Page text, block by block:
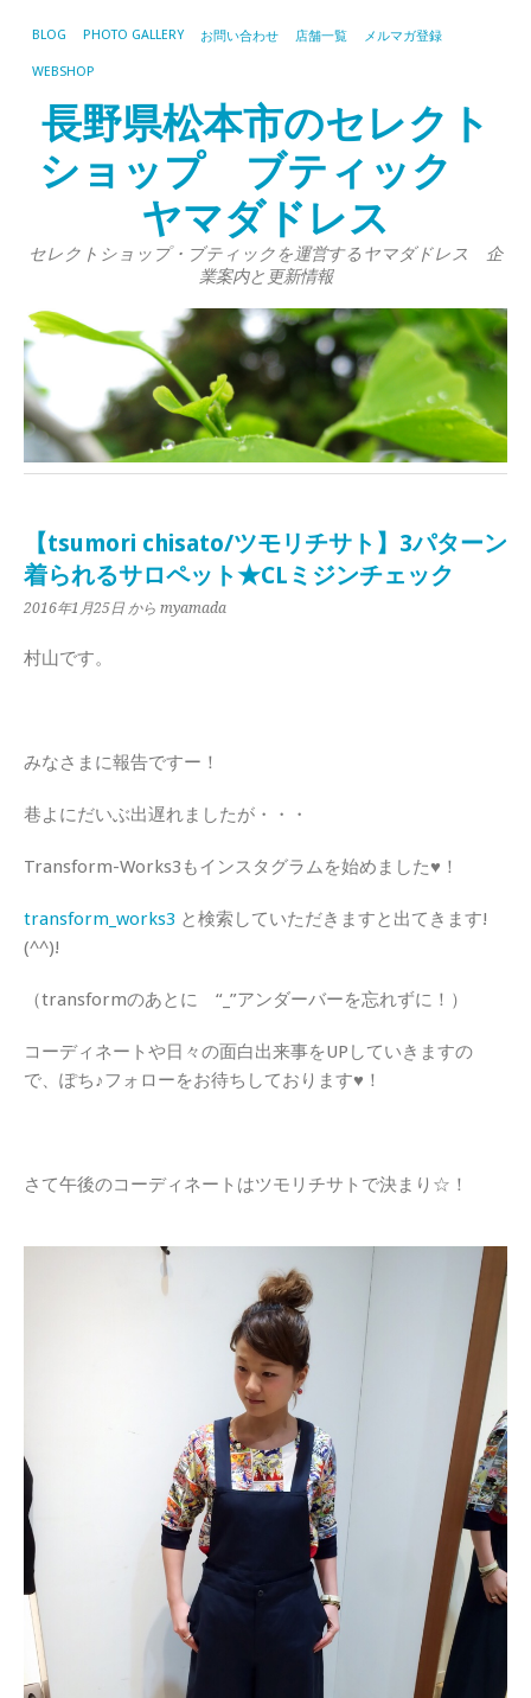
BLOG PHOTO GALLERY お問い合わせ 店舗一覧 メルマガ登録
WEBSHOP
長野県松本市のセレクト
ショップ ブティック
ヤマダドレス
セレクトショップ・ブティックを運営するヤマダドレス 企
業案内と更新情報
【tsumori chisato/ツモリチサト】3パターン
着られるサロペット★CLミジンチェック
2016年1月25日 から myamada
村山です。
みなさまに報告ですー！
巷よにだいぶ出遅れましたが・・・
Transform-Works3もインスタグラムを始めました♥！
transform_works3 と検索していただきますと出てきます!
(^^)!
（transformのあとに “_”アンダーバーを忘れずに！）
コーディネートや日々の面白出来事をUPしていきますの
で、ぽち♪フォローをお待ちしております♥！
さて午後のコーディネートはツモリチサトで決まり☆！